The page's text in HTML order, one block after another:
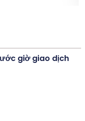
giờ giao dịch